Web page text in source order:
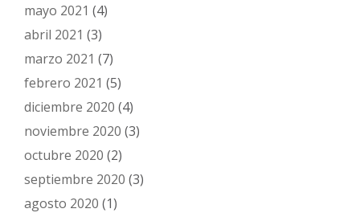
mayo 2021 (4)
abril 2021 (3)
marzo 2021 (7)
febrero 2021 (5)
diciembre 2020 (4)
noviembre 2020 (3)
octubre 2020 (2)
septiembre 2020 (3)
agosto 2020 (1)